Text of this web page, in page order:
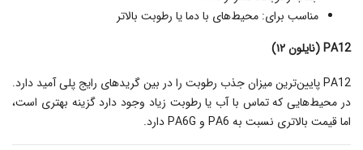
مناسب برای: محیط‌های با دما یا رطوبت بالاتر
PA12 (نایلون ۱۲)
PA12 پایین‌ترین میزان جذب رطوبت را در بین گریدهای رایج پلی آمید دارد.
در محیط‌هایی که تماس با آب یا رطوبت زیاد وجود دارد گزینه بهتری است،
اما قیمت بالاتری نسبت به PA6 و PA6G دارد.